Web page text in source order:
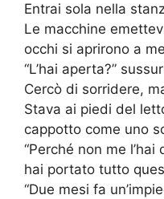
Entrai sola nella
Le macchine
occhi si aprirono a
“L’hai aperta?”
Cercò di sorridere,
Stava ai piedi del
cappotto come uno
“Perché non me
hai portato tutto
“Due mesi fa